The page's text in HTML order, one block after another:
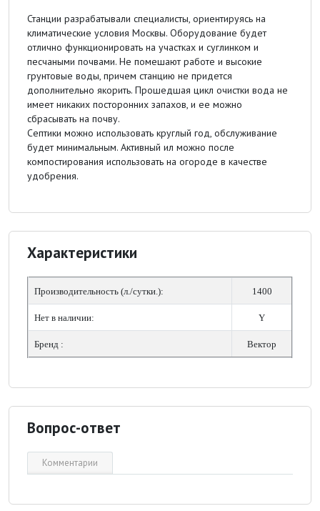
Станции разрабатывали специалисты, ориентируясь на
климатические условия Москвы. Оборудование будет
отлично функционировать на участках и суглинком и
песчаными почвами. Не помешают работе и высокие
грунтовые воды, причем станцию не придется
дополнительно якорить. Прошедшая цикл очистки вода не
имеет никаких посторонних запахов, и ее можно
сбрасывать на почву.
Септики можно использовать круглый год, обслуживание
будет минимальным. Активный ил можно после
компостирования использовать на огороде в качестве
удобрения.
Характеристики
Производительность (л./сутки.): 1400
Нет в наличии: Y
Бренд : Вектор
Вопрос-ответ
Комментарии